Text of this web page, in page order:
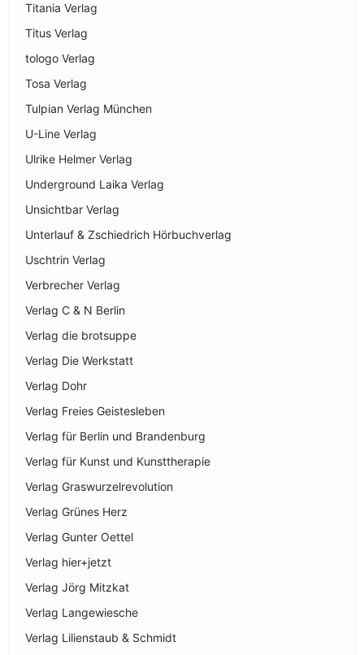
Titania Verlag
Titus Verlag
tologo Verlag
Tosa Verlag
Tulpian Verlag München
U-Line Verlag
Ulrike Helmer Verlag
Underground Laika Verlag
Unsichtbar Verlag
Unterlauf & Zschiedrich Hörbuchverlag
Uschtrin Verlag
Verbrecher Verlag
Verlag C & N Berlin
Verlag die brotsuppe
Verlag Die Werkstatt
Verlag Dohr
Verlag Freies Geistesleben
Verlag für Berlin und Brandenburg
Verlag für Kunst und Kunsttherapie
Verlag Graswurzelrevolution
Verlag Grünes Herz
Verlag Gunter Oettel
Verlag hier+jetzt
Verlag Jörg Mitzkat
Verlag Langewiesche
Verlag Lilienstaub & Schmidt